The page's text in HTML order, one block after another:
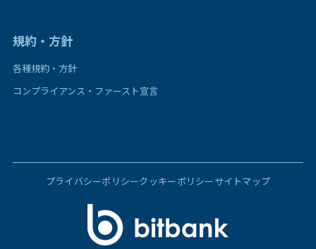
規約・方針
各種規約・方針
コンプライアンス・ファースト宣言
プライバシーポリシークッキーポリシーサイトマップ